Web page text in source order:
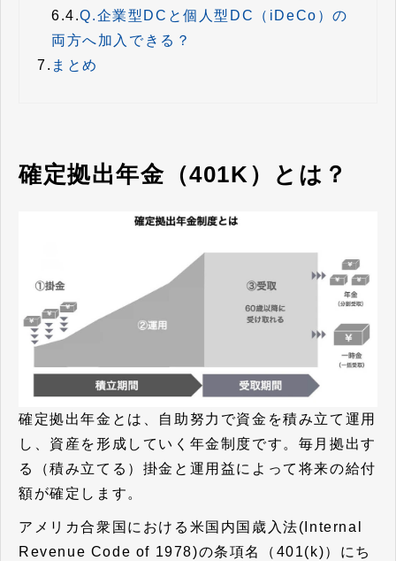
6.4.Q.企業型DCと個人型DC（iDeCo）の
両方へ加入できる？
7. まとめ
確定拠出年金（401K）とは？
確定拠出年金とは、 自助努力で資金を積み立て運用
し、資産を形成していく年金制度です。毎月拠出す
る（積み立てる）掛金と運用益によって将来の給付
額が確定します。
アメリカ合衆国における米国内国歳入法(Internal
Revenue Code of 1978)の条項名（401(k)）にち